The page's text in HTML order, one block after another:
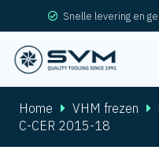
Snelle levering en
Home VHM frezen
C-CER 2015-18